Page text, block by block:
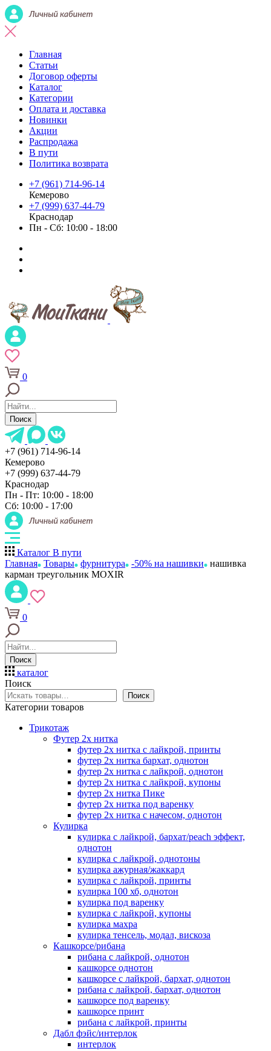
Главная
Статьи
Договор оферты
Каталог
Категории
Оплата и доставка
Новинки
Акции
Распродажа
В пути
Политика возврата
+7 (961) 714-96-14
Кемерово
+7 (999) 637-44-79
Краснодар
Пн - Сб: 10:00 - 18:00
0
Поиск
+7 (961) 714-96-14
Кемерово
+7 (999) 637-44-79
Краснодар
Пн - Пт: 10:00 - 18:00
Сб: 10:00 - 17:00
Каталог В пути
Главная Товары фурнитура -50% на нашивки
нашивка
карман треугольник MOXIR
0
Поиск
каталог
Поиск
Поиск
Категории товаров
Трикотаж
Футер 2х нитка
футер 2х нитка с лайкрой, принты
футер 2х нитка бархат, однотон
футер 2х нитка с лайкрой, однотон
футер 2х нитка с лайкрой, купоны
футер 2х нитка Пике
футер 2х нитка под варенку
футер 2х нитка с начесом, однотон
Кулирка
кулирка с лайкрой, бархат/peach эффект,
однотон
кулирка с лайкрой, однотоны
кулирка ажурная/жаккард
кулирка с лайкрой, принты
кулирка 100 хб, однотон
кулирка под варенку
кулирка с лайкрой, купоны
кулирка махра
кулирка тенсель, модал, вискоза
Кашкорсе/рибана
рибана с лайкрой, однотон
кашкорсе однотон
кашкорсе с лайкрой, бархат, однотон
рибана с лайкрой, бархат, однотон
кашкорсе под варенку
кашкорсе принт
рибана с лайкрой, принты
Дабл фэйс/интерлок
интерлок